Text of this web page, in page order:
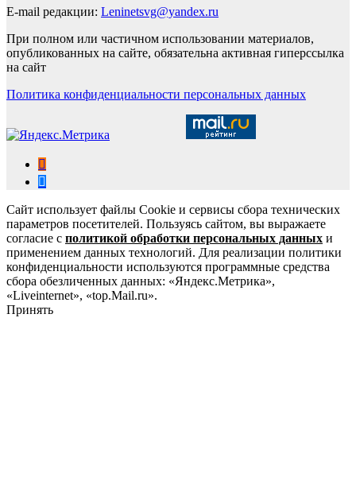
E-mail редакции: Leninetsvg@yandex.ru
При полном или частичном использовании материалов,
опубликованных на сайте, обязательна активная гиперссылка
на сайт
Политика конфиденциальности персональных данных
Сайт использует файлы Cookie и сервисы сбора технических
параметров посетителей. Пользуясь сайтом, вы выражаете
согласие с политикой обработки персональных данных и
применением данных технологий. Для реализации политики
конфиденциальности используются программные средства
сбора обезличенных данных: «Яндекс.Метрика»,
«Liveinternet», «top.Mail.ru».
Принять